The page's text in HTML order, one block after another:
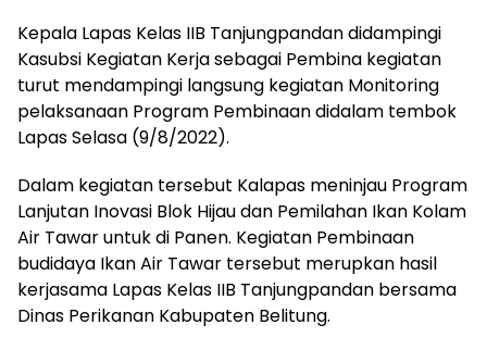
Kepala Lapas Kelas IIB Tanjungpandan didampingi
Kasubsi Kegiatan Kerja sebagai Pembina kegiatan
turut mendampingi langsung kegiatan Monitoring
pelaksanaan Program Pembinaan didalam tembok
Lapas Selasa (9/8/2022).
Dalam kegiatan tersebut Kalapas meninjau Program
Lanjutan Inovasi Blok Hijau dan Pemilahan Ikan Kolam
Air Tawar untuk di Panen. Kegiatan Pembinaan
budidaya Ikan Air Tawar tersebut merupkan hasil
kerjasama Lapas Kelas IIB Tanjungpandan bersama
Dinas Perikanan Kabupaten Belitung.